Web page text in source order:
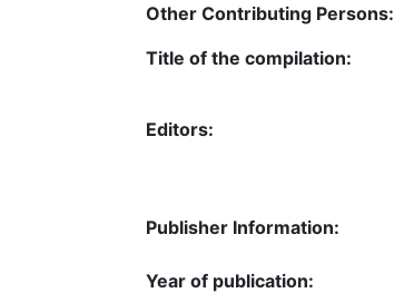
Other Contributing Persons:
Title of the compilation:
Editors:
Publisher Information:
Year of publication: